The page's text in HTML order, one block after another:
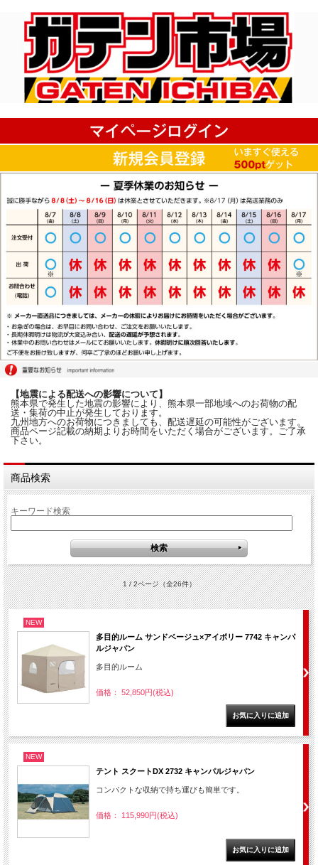
【地震による配送への影響について】
熊本県で発生した地震の影響により、熊本県一部地域へのお荷物の配
送・集荷の中止が発生しております。
九州地方へのお荷物につきましても、配送遅延の可能性がございます。
商品ページ記載の納期よりお時間をいただく場合がございます。ご了承
下さい。
商品検索
キーワード検索
1 / 2ページ（全26件）
NEW
多目的ルーム サンドベージュ×アイボリー 7742 キャンパ
ルジャパン
多目的ルーム
価格： 52,850円(税込)
NEW
テント スクートDX 2732 キャンパルジャパン
コンパクトな収納で持ち運びも簡単です。
価格： 115,990円(税込)